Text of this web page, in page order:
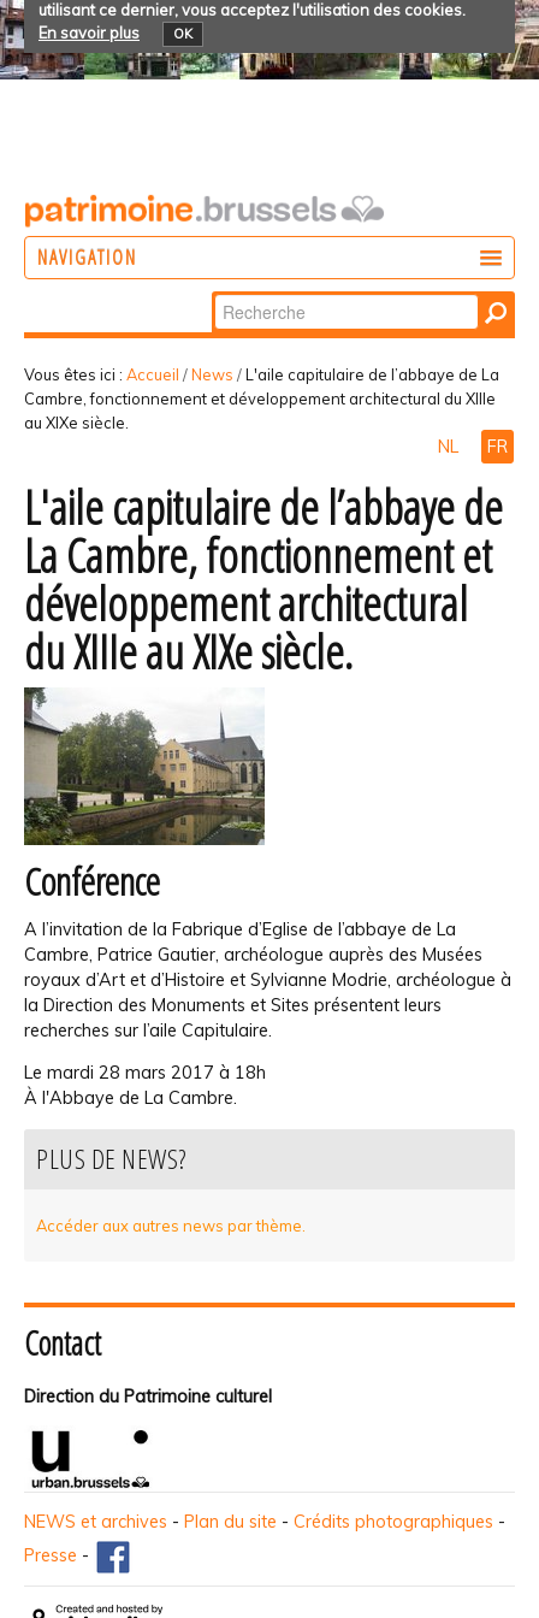
utilisant ce dernier, vous acceptez l'utilisation des cookies.
En savoir plus
OK
NAVIGATION
PARTICIPER
Chercher par
Recherche
avancée…
Vous êtes ici : Accueil /News /L'aile capitulaire de l’abbaye de La
Cambre, fonctionnement et développement architectural du XIIIe
au XIXe siècle.
NL FR
L'aile capitulaire de l’abbaye de
La Cambre, fonctionnement et
développement architectural
du XIIIe au XIXe siècle.
Conférence
A l’invitation de la Fabrique d’Eglise de l’abbaye de La
Cambre, Patrice Gautier, archéologue auprès des Musées
royaux d’Art et d’Histoire et Sylvianne Modrie, archéologue à
la Direction des Monuments et Sites présentent leurs
recherches sur l’aile Capitulaire.
Le mardi 28 mars 2017 à 18h
À l'Abbaye de La Cambre.
PLUS DE NEWS?
Accéder aux autres news par thème.
Contact
Direction du Patrimoine culturel
NEWS et archives - Plan du site - Crédits photographiques -
Presse -